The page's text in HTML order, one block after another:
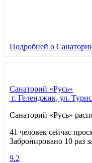
Подробней о
Санаторий «Русь»
г. Геленджик, ул.
Санаторий «Русь»
41 человек сейчас
Забронировано 10 раз
9.2